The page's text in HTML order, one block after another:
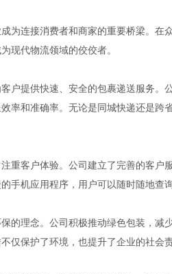
为连接消费者和商家的重要桥梁。在
现代物流领域的佼佼者。
户提供快速、安全的包裹递送服务。
率和准确率。无论是同城快递还是跨
重客户体验。公司建立了完善的客
手机应用程序，用户可以随时随地查
的理念。公司积极推动绿色包装，减
仅保护了环境，也提升了企业的社会责